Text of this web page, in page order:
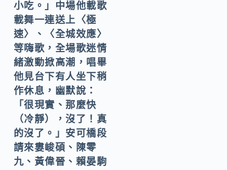
小吃。」中場他載歌
載舞一連送上〈極
速〉、〈全城效應〉
等嗨歌，全場歌迷情
緒激動掀高潮，唱畢
他見台下有人坐下稍
作休息，幽默說：
「很現實、那麼快
（冷靜），沒了！真
的沒了。」安可橋段
請來婁峻碩、陳零
九、黃偉晉、賴晏駒